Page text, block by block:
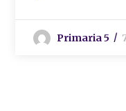
Primaria 5